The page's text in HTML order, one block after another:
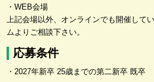
・WEB会場
上記会場以外、オンラインでも開催して
ムよりご相談下さい。
応募条件
・2027年新卒 25歳までの第二新卒 既卒